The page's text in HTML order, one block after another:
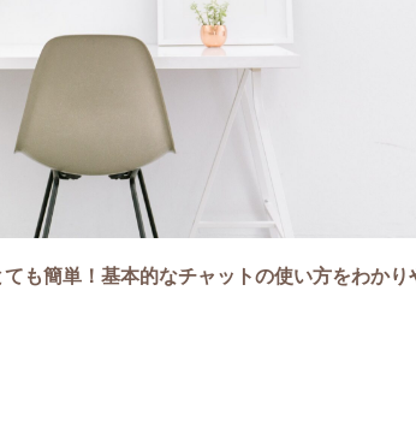
ても簡単！基本的なチャットの使い方をわかり